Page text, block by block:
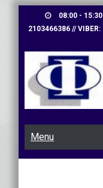
08:00 - 15:30
2103466386 //
Menu